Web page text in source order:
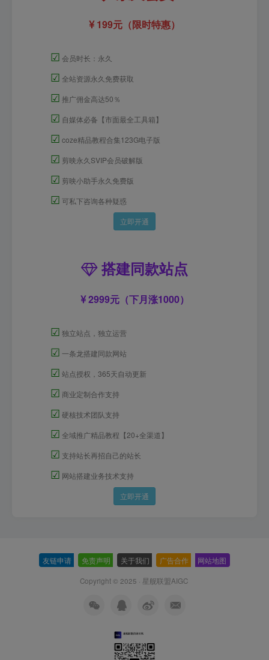
199元（限时特惠）
☑ 会员时长：永久
☑ 全站资源永久免费获取
☑ 推广佣金高达50％
☑ 自媒体必备【市面最全工具箱】
☑ coze精品教程合集123G电子版
☑ 剪映永久SVIP会员破解版
☑ 剪映小助手永久免费版
☑ 可私下咨询各种疑惑
立即开通
搭建同款站点
2999元（下月涨1000）
☑ 独立站点，独立运营
☑ 一条龙搭建同款网站
☑ 站点授权，365天自动更新
☑ 商业定制合作支持
☑ 硬核技术团队支持
☑ 全域推广精品教程【20+全渠道】
☑ 支持站长再招自己的站长
☑ 网站搭建业务技术支持
立即开通
友链申请 免责声明 关于我们 广告合作 网站地图
Copyright © 2025 · 星舰联盟AIGC